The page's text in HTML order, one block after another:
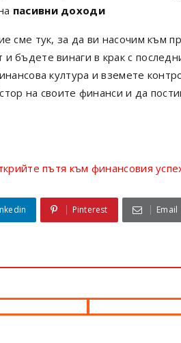
пасивни доходи
сме тук, за да ви насочим към
бъдете винаги в крак с
култура и вземете
на своите финанси и да
пътя към финансовия
Pinterest Email